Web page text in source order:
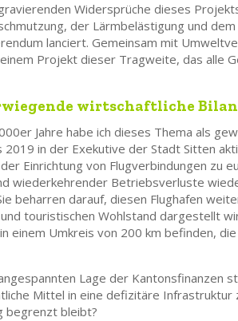
Widersprüche dieses
der Lärmbelästigung und
lanciert. Gemeinsam mit
Projekt dieser Tragweite, das alle
wirtschaftliche
Jahre habe ich dieses Thema als
2019 in der Exekutive der Stadt Sitten
Einrichtung von Flugverbindungen zu
wiederkehrender Betriebsverluste
beharren darauf, diesen Flughafen
touristischen Wohlstand dargestellt
einem Umkreis von 200 km befinden,
Lage der Kantonsfinanzen
Mittel in eine defizitäre
begrenzt bleibt?